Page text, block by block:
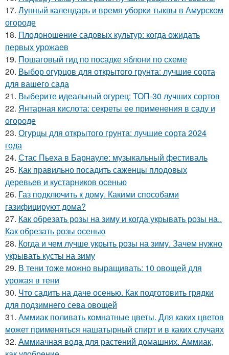
17. Лунный календарь и время уборки тыквы в Амурском
огороде
18. Плодоношение садовых культур: когда ожидать
первых урожаев
19. Пошаговый гид по посадке яблони по схеме
20. Выбор огурцов для открытого грунта: лучшие сорта
для вашего сада
21. Выберите идеальный огурец: ТОП-30 лучших сортов
22. Янтарная кислота: секреты ее применения в саду и
огороде
23. Огурцы для открытого грунта: лучшие сорта 2024
года
24. Стас Пьеха в Барнауле: музыкальный фестиваль
25. Как правильно посадить саженцы плодовых
деревьев и кустарников осенью
26. Газ подключить к дому. Какими способами
газифицируют дома?
27. Как обрезать розы на зиму и когда укрывать розы на..
Как обрезать розы осенью
28. Когда и чем лучше укрыть розы на зиму. Зачем нужно
укрывать кусты на зиму
29. В тени тоже можно выращивать: 10 овощей для
урожая в тени
30. Что садить на даче осенью. Как подготовить грядки
для подзимнего сева овощей
31. Аммиак поливать комнатные цветы. Для каких цветов
может применяться нашатырный спирт и в каких случаях
32. Аммиачная вода для растений домашних. Аммиак,